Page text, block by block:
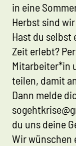
in eine
Herbst sind
Hast du
Zeit erlebt?
Mitarbeiter*in
teilen, damit
Dann melde
du uns deine
Wir wünschen